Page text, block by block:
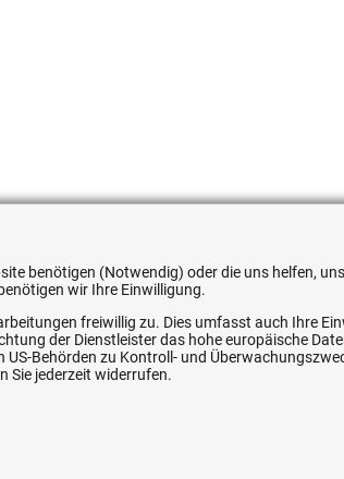
Hytec-Hydraulik Vorteile
benötigen (Notwendig) oder die uns helfen,
wir Ihre Einwilligung.
freiwillig zu. Dies umfasst auch Ihre
der Dienstleister das hohe europäische
Behörden zu Kontroll- und
Sie jederzeit widerrufen.